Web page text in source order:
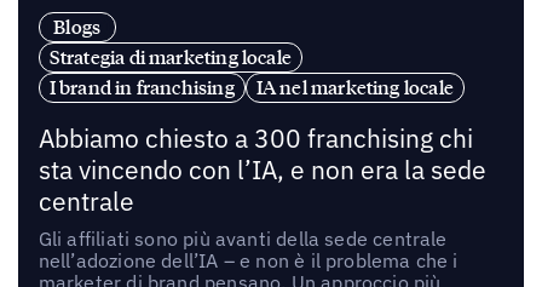
Blogs
Strategia di marketing locale
I brand in franchising
IA nel marketing locale
Abbiamo chiesto a 300 franchising chi
sta vincendo con l’IA, e non era la sede
centrale
Gli affiliati sono più avanti della sede centrale
nell’adozione dell’IA – e non è il problema che i